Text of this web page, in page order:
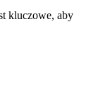
kluczowe, aby